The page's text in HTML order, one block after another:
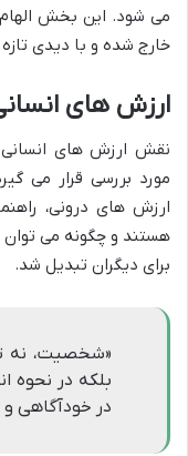
می شود. این بخش
خارج شده و با دیدی
ارزش های
نقش ارزش های
مورد بررسی قرار می
ارزش های درونی،
هستند و چگونه می توان
برای دیگران تبدیل شد.
«شخصیت، نه
بلکه در نحوه
در خودآگاهی و